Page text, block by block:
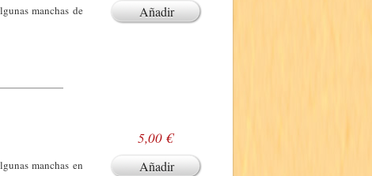
manchas de
Añadir
manchas en
5,00 €
Añadir